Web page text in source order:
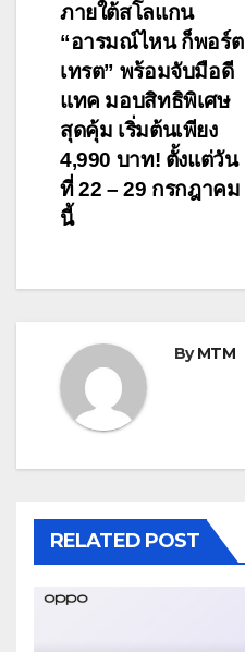
ภายใต้สโลแกน
“อารมณ์ไหน ก็พอร์ต
เทรต” พร้อมจับมือดี
แทค มอบสิทธิพิเศษ
สุดคุ้ม เริ่มต้นเพียง
4,990 บาท! ตั้งแต่วัน
ที่ 22 – 29 กรกฎาคม
นี้
ByMTM
RELATED POST